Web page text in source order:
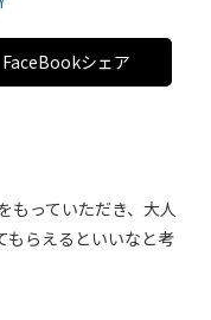
FaceBookシェア
もっていただき、大人
もらえるといいなと考